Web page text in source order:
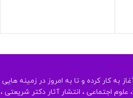
چاپخش از سال ۱۳۳۶ آغاز به کار کرده و تا به امروز در زمینه هایی
اجتماعی ، انتشار آثار دکتر شریعتی ،